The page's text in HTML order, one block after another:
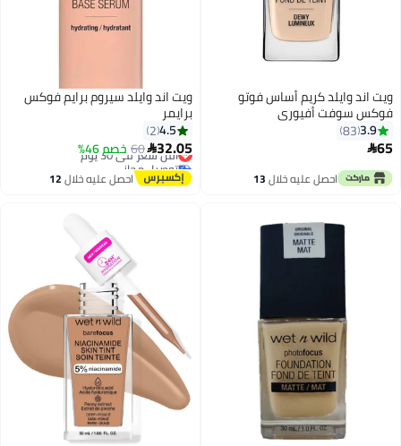
3
ويت اند وايلد كريم أساس فوتو
فوكس سوفت أفيوري
3.9
83
65
احصل عليه خلال13
ويت اند وايلد سيروم برايم فوكس
برايمر
4.5
2
32.05
60 خصم 46%أقل سعر في 30 يوم
توصيل مجاني
أقل سعر في 30 يوماحصل عليه خلال12